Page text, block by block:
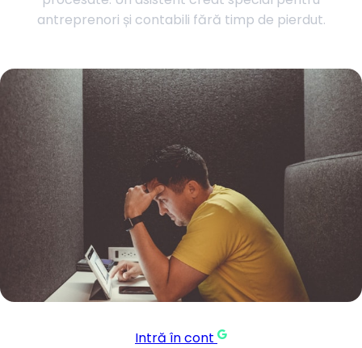
antreprenori și contabili fără timp de pierdut.
Intră în cont